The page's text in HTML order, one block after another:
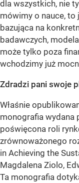
dla wszystkich, nie
mówimy o nauce, to
bazująca na
badawczych,
może tylko poza
wchodzimy już
Zdradzi pani swoje
Właśnie
monografia wydana
poświęcona roli
zrównoważonego
in Achieving the
Magdalena Ziolo,
Ta monografia